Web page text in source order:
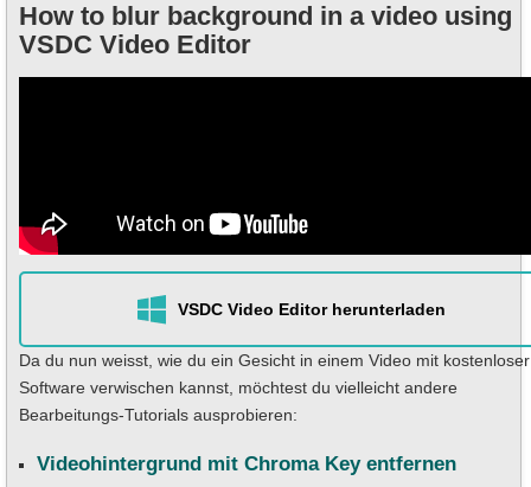
How to blur background in a video using
VSDC Video Editor
VSDC Video Editor herunterladen
Da du nun weisst, wie du ein Gesicht in einem Video mit kostenloser
Software verwischen kannst, möchtest du vielleicht andere
Bearbeitungs-Tutorials ausprobieren:
Videohintergrund mit Chroma Key entfernen